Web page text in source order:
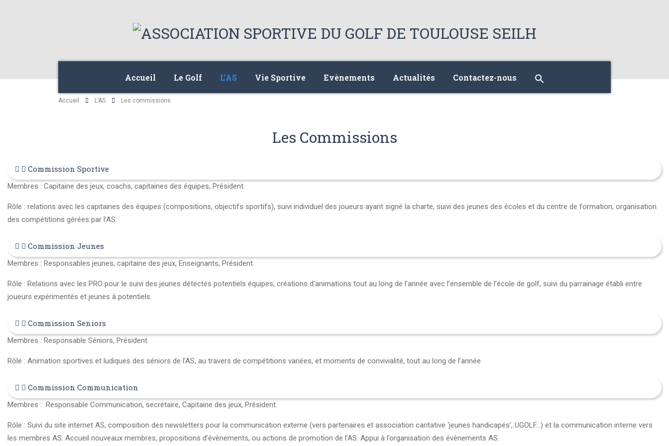
Accueil Le Golf L’AS Vie Sportive Evènements Actualités Contactez-nous
Accueil L’AS Les commissions
Les Commissions
Commission Sportive
Membres : Capitaine des jeux, coachs, capitaines des équipes, Président.
Rôle : relations avec les capitaines des équipes (compositions, objectifs sportifs), suivi individuel des joueurs ayant signé la charte, suivi des jeunes des écoles et du centre de formation, organisation
des compétitions gérées par l’AS.
Commission Jeunes
Membres : Responsables jeunes, capitaine des jeux, Enseignants, Président.
Rôle : Relations avec les PRO pour le suivi des jeunes détectés potentiels équipes, créations d’animations tout au long de l’année avec l’ensemble de l’école de golf, suivi du parrainage établi entre
joueurs expérimentés et jeunes à potentiels.
Commission Seniors
Membres : Responsable Séniors, Président.
Rôle : Animation sportives et ludiques des séniors de l’AS, au travers de compétitions variées, et moments de convivialité, tout au long de l’année
Commission Communication
Membres : Responsable Communication, secrétaire, Capitaine des jeux, Président.
Rôle : Suivi du site internet AS, composition des newsletters pour la communication externe (vers partenaires et association caritative ‘jeunes handicapés’, UGOLF…) et la communication interne vers
les membres AS. Accueil nouveaux membres, propositions d’évènements, ou actions de promotion de l’AS. Appui à l’organisation des évènements AS.